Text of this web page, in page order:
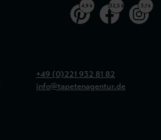
4,9 k 32,5 k 3,1 k
+49 (0)221 932 81 82
info@tapetenagentur.de